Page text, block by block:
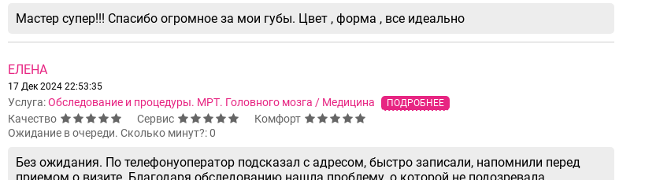
Мастер супер!!! Спасибо огромное за мои губы. Цвет , форма , все идеально
ЕЛЕНА
17 Дек 2024 22:53:35
Услуга:Обследование и процедуры. МРТ. Головного мозга / Медицина ПОДРОБНЕЕ
Качество Сервис
Комфорт
Ожидание в очереди. Сколько минут?: 0
Без ожидания. По телефонуоператор подсказал с адресом, быстро записали, напомнили перед